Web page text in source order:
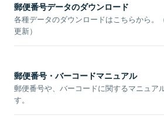
郵便番号データのダウンロード
各種データのダウンロードはこちらから。
更新）
郵便番号・バーコードマニュアル
郵便番号や、バーコードに関するマニュア
す。